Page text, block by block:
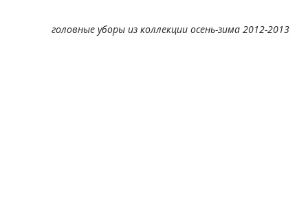
головные уборы из коллекции осень-зима 2012-2013